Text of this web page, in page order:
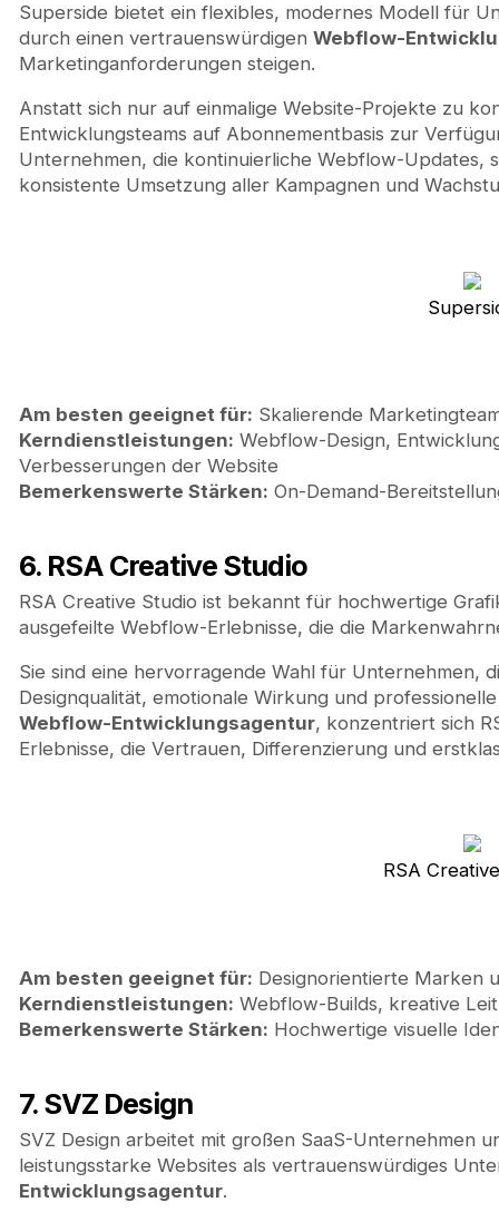
Superside bietet ein flexibles, modernes Modell für
durch einen vertrauenswürdigen Webflow-
Marketinganforderungen steigen.
Anstatt sich nur auf einmalige Website-Projekte zu
Entwicklungsteams auf Abonnementbasis zur
Unternehmen, die kontinuierliche Webflow-Updates,
konsistente Umsetzung aller Kampagnen und
Am besten geeignet für: Skalierende
Kerndienstleistungen: Webflow-Design,
Verbesserungen der Website
Bemerkenswerte Stärken: On-Demand-
6. RSA Creative Studio
RSA Creative Studio ist bekannt für hochwertige
ausgefeilte Webflow-Erlebnisse, die die
Sie sind eine hervorragende Wahl für Unternehmen,
Designqualität, emotionale Wirkung und
Webflow-Entwicklungsagentur, konzentriert sich
Erlebnisse, die Vertrauen, Differenzierung und
RSA
Am besten geeignet für: Designorientierte Marken
Kerndienstleistungen: Webflow-Builds, kreative
Bemerkenswerte Stärken: Hochwertige visuelle
7. SVZ Design
SVZ Design arbeitet mit großen SaaS-Unternehmen
leistungsstarke Websites als vertrauenswürdiges
Entwicklungsagentur.